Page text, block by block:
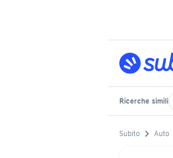
Ricerche simili
Subito Auto